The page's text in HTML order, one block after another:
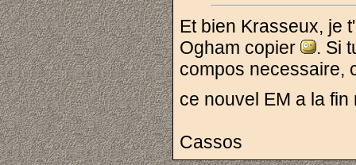
Et bien Krasseux, je
Ogham copier
. Si
compos necessaire,
ce nouvel EM a la
Cassos